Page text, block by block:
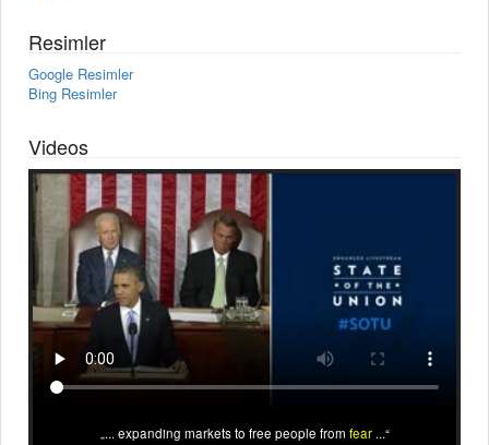
Resimler
Google Resimler
Bing Resimler
Videos
... expanding markets to free people from fear...